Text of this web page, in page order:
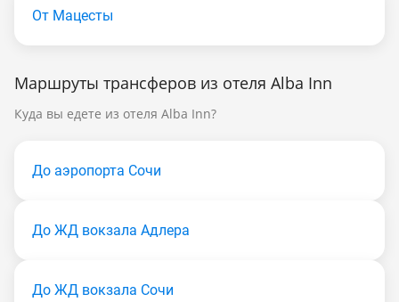
От Мацесты
Маршруты трансферов из отеля Alba Inn
Куда вы едете из отеля Alba Inn?
До аэропорта Сочи
До ЖД вокзала Адлера
До ЖД вокзала Сочи